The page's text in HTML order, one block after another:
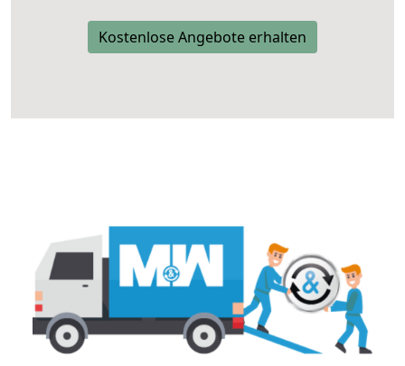
Kostenlose Angebote erhalten